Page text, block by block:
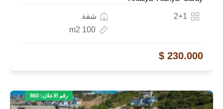
شقة
2+1
100 m2
230.000 $
رقم الاعلان: 860